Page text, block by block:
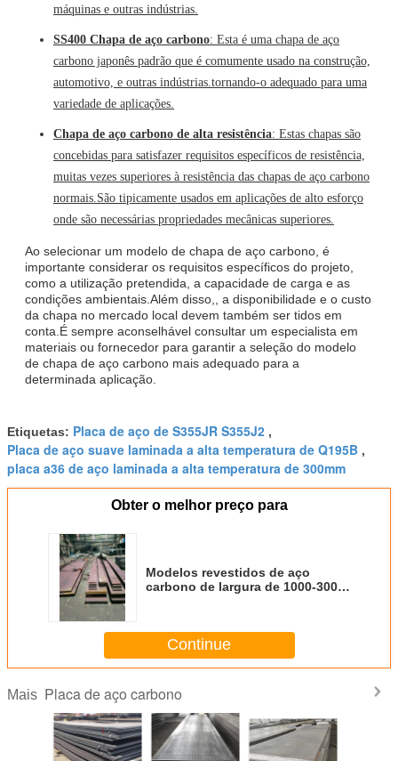
máquinas e outras indústrias.
SS400 Chapa de aço carbono: Esta é uma chapa de aço
carbono japonês padrão que é comumente usado na construção,
automotivo, e outras indústrias.tornando-o adequado para uma
variedade de aplicações.
Chapa de aço carbono de alta resistência: Estas chapas são
concebidas para satisfazer requisitos específicos de resistência,
muitas vezes superiores à resistência das chapas de aço carbono
normais.São tipicamente usados em aplicações de alto esforço
onde são necessárias propriedades mecânicas superiores.
Ao selecionar um modelo de chapa de aço carbono, é
importante considerar os requisitos específicos do projeto,
como a utilização pretendida, a capacidade de carga e as
condições ambientais.Além disso,, a disponibilidade e o custo
da chapa no mercado local devem também ser tidos em
conta.É sempre aconselhável consultar um especialista em
materiais ou fornecedor para garantir a seleção do modelo
de chapa de aço carbono mais adequado para a
determinada aplicação.
Etiquetas: Placa de aço de S355JR S355J2 ,
Placa de aço suave laminada a alta temperatura de Q195B ,
placa a36 de aço laminada a alta temperatura de 300mm
Obter o melhor preço para
Modelos revestidos de aço
carbono de largura de 1000-3000
Continue
Mais Placa de aço carbono